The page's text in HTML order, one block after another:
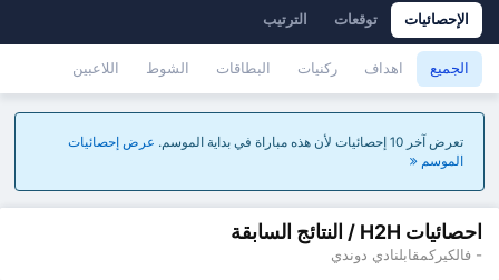
الإحصائيات توقعات الترتيب
الجميع اهداف ركنيات البطاقات الشوط اللاعبين
تعرض آخر 10 إحصائيات لأن هذه مباراة في بداية الموسم.
عرض إحصائيات
الموسم
احصائيات H2H / النتائج السابقة
- فالكيركمقابلنادي دوندي